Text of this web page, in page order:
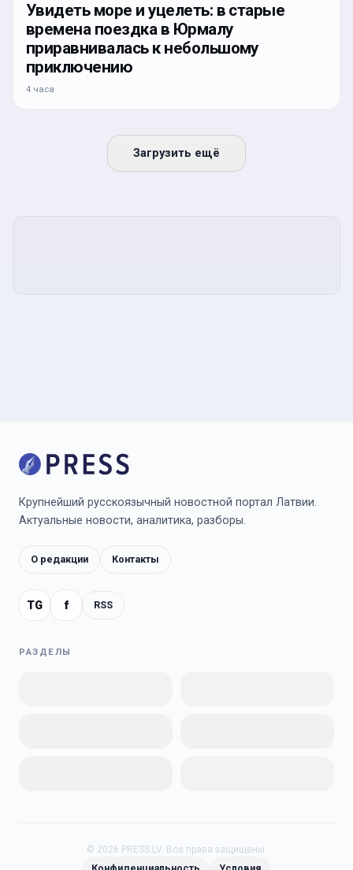
Увидеть море и уцелеть: в старые
времена поездка в Юрмалу
приравнивалась к небольшому
приключению
4 часа
Загрузить ещё
Крупнейший русскоязычный новостной портал Латвии.
Актуальные новости, аналитика, разборы.
О редакции Контакты
TG f RSS
РАЗДЕЛЫ
© 2026 PRESS.LV. Все права защищены.